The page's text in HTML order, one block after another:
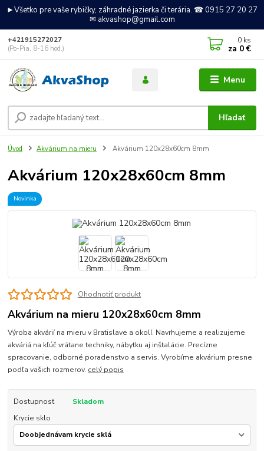
►Všetko pre vaše rybičky, záhradné jazierka či terária. ☎ 0915 27 20 27
✉ akvashop@gmail.com
Menu
Hľadať
+421915272027
(Po-Pia, 8-16 hod.)
0 ks
za 0 €
Úvod Akvárium na mieru Akvárium 120x28x60cm 8mm
Akvárium 120x28x60cm 8mm
Novinka
Ohodnotiť produkt
Akvárium na mieru 120x28x60cm 8mm
Výroba akvárií na mieru v Bratislave a okolí. Navrhujeme a realizujeme
akváriá na kľúč vrátane techniky, nábytku aj inštalácie. Precízne
spracovanie, odborné poradenstvo a servis. Vyrobíme akvárium presne
podľa vašich rozmerov. celý popis
Dostupnosť
Skladom
Krycie sklo